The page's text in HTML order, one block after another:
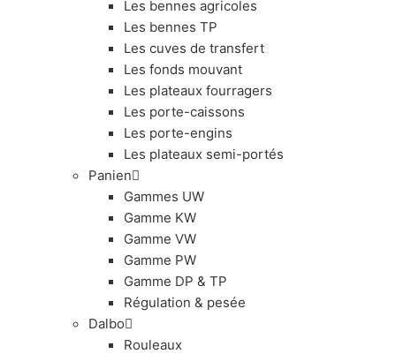
Les bennes agricoles
Les bennes TP
Les cuves de transfert
Les fonds mouvant
Les plateaux fourragers
Les porte-caissons
Les porte-engins
Les plateaux semi-portés
Panien
Gammes UW
Gamme KW
Gamme VW
Gamme PW
Gamme DP & TP
Régulation & pesée
Dalbo
Rouleaux